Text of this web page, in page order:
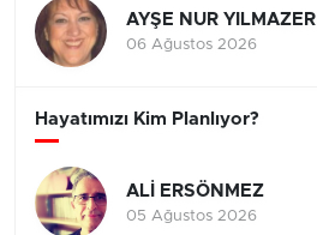
AYŞE NUR YILMAZER
06 Ağustos 2026
Hayatımızı Kim Planlıyor?
ALİ ERSÖNMEZ
05 Ağustos 2026